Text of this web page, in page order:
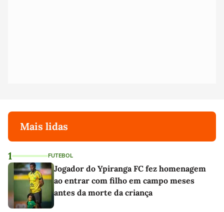
Mais lidas
1 FUTEBOL
Jogador do Ypiranga FC fez homenagem
ao entrar com filho em campo meses
antes da morte da criança